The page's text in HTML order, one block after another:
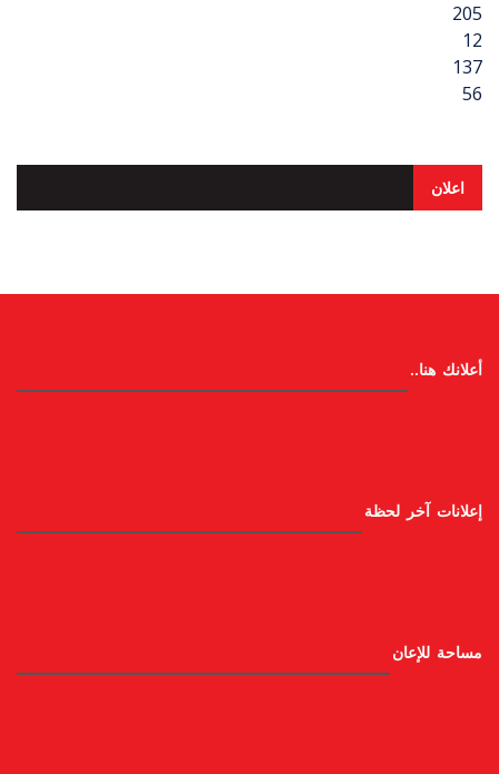
205
12
137
56
اعلان
أعلانك هنا..
إعلانات آخر لحظة
مساحة للإعان